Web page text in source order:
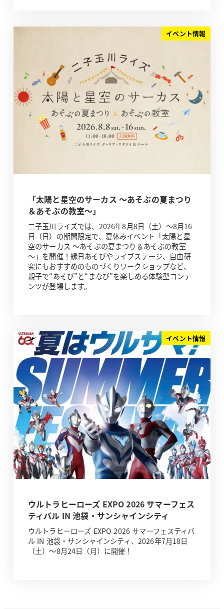
イベント情報
「太陽と星空のサーカス ～あそぶの夏まつり
＆あそぶの教室～」
二子玉川ライズでは、2026年8月8日（土）～8月16
日（日）の期間限定で、夏休みイベント「太陽と星
空のサーカス ～あそぶの夏まつり＆あそぶの教室
～」を開催！縁日あそびやライブステージ、自由研
究にもおすすめのものづくりワークショップなど、
親子で“あそび”と“まなび”を楽しめる体験型コンテ
ンツが登場します。
イベント情報
ウルトラヒーローズ EXPO 2026 サマーフェス
ティバル IN 池袋・サンシャインシティ
ウルトラヒーローズ EXPO 2026 サマーフェスティバ
ル IN 池袋・サンシャインシティ、2026年7月18日
（土）～8月24日（月）に開催！